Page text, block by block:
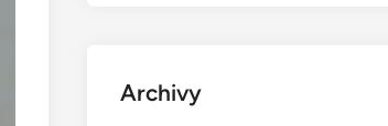
Archivy